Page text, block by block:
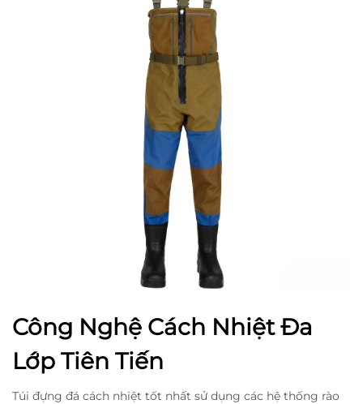
Công Nghệ Cách Nhiệt Đa
Lớp Tiên Tiến
Túi đựng đá cách nhiệt tốt nhất sử dụng các hệ thống rào